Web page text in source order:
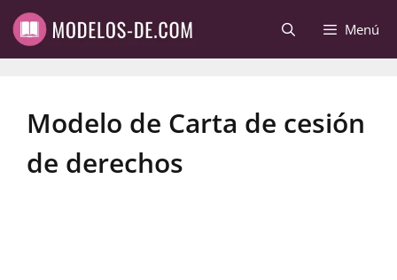
Saltar
al
contenido
Menú
Modelo de Carta de cesión
de derechos